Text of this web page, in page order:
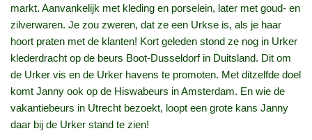
markt. Aanvankelijk met kleding en porselein, later met goud‑ en
zilverwaren. Je zou zweren, dat ze een Urkse is, als je haar
hoort praten met de klanten! Kort geleden stond ze nog in Urker
klederdracht op de beurs Boot‑Dusseldorf in Duitsland. Dit om
de Urker vis en de Urker havens te promoten. Met ditzelfde doel
komt Janny ook op de Hiswabeurs in Amsterdam. En wie de
vakantiebeurs in Utrecht bezoekt, loopt een grote kans Janny
daar bij de Urker stand te zien!